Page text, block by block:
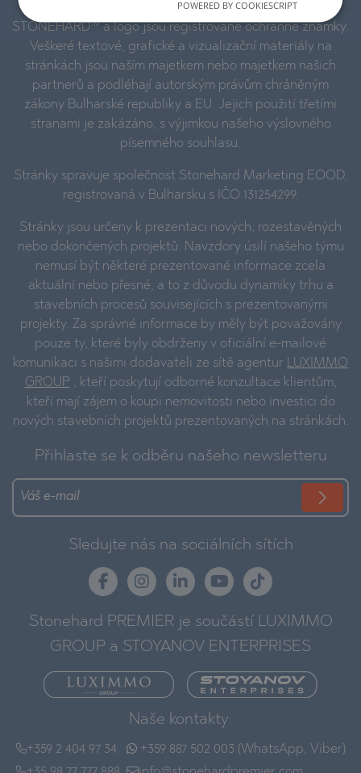
STONEHARD™ a logo jsou registrované ochranné známky.
Veškeré textové, grafické a vizualizační materiály na
stránkách jsou naším majetkem nebo majetkem našich
partnerů a podléhají autorským právům chráněným
zákony Bulharské republiky a EU. Jejich použití třetími
stranami je zakázáno, s výjimkou našeho výslovného
písemného souhlasu.
Stránky spravuje společnost Stonehard Marketing EOOD,
registrovaná v Bulharsku s IČO 131254299.
Stránky jsou určeny k prezentaci nových, rozestavěných
nebo dokončených projektů. Navzdory úsilí našeho týmu
nemusí být některé prezentované informace zcela
aktuální nebo přesné, a to z důvodu dynamiky trhu a
stavebních procesů souvisejících s prezentovanými
projekty. Za správné informace by měly být považovány
pouze ty, které byly obdrženy v oficiální e-mailové
komunikaci s našimi dodavateli ze sítě agentur LUXIMMO
GROUP , kteří poskytují odborné konzultace klientům,
kteří mají zájem o koupi nemovitosti nebo investici do
nových stavebních projektů prezentovaných na stránkách.
Přihlaste se k odběru našeho newsletteru
Sledujte nás na sociálních sítích
Stonehard PREMIER je součástí LUXIMMO
GROUP a STOYANOV ENTERPRISES
Naše kontakty:
+359 2 404 97 34
+359 887 502 003 (WhatsApp, Viber)
POWERED BY COOKIESCRIPT